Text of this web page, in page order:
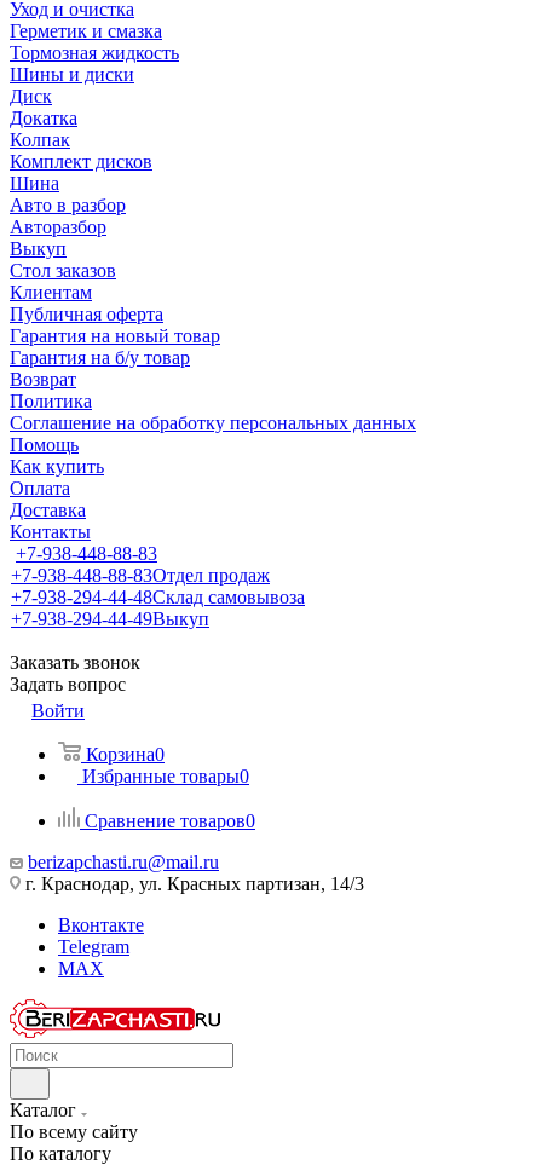
Уход и очистка
Герметик и смазка
Тормозная жидкость
Шины и диски
Диск
Докатка
Колпак
Комплект дисков
Шина
Авто в разбор
Авторазбор
Выкуп
Стол заказов
Клиентам
Публичная оферта
Гарантия на новый товар
Гарантия на б/у товар
Возврат
Политика
Соглашение на обработку персональных данных
Помощь
Как купить
Оплата
Доставка
Контакты
+7-938-448-88-83
+7-938-448-88-83Отдел продаж
+7-938-294-44-48Склад самовывоза
+7-938-294-44-49Выкуп
Заказать звонок
Задать вопрос
Войти
Корзина0
Избранные товары0
Сравнение товаров0
berizapchasti.ru@mail.ru
г. Краснодар, ул. Красных партизан, 14/3
Вконтакте
Telegram
MAX
Каталог
По всему сайту
По каталогу